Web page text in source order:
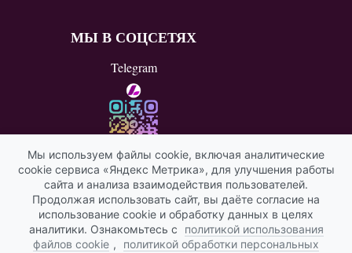
МЫ В СОЦСЕТЯХ
Telegram
ВКонтакте
Яндекс ИКС
Мы используем файлы cookie, включая аналитические
cookie сервиса «Яндекс Метрика», для улучшения работы
сайта и анализа взаимодействия пользователей.
Продолжая использовать сайт, вы даёте согласие на
использование cookie и обработку данных в целях
аналитики. Ознакомьтесь с
политикой использования
файлов cookie ,
политикой обработки персональных